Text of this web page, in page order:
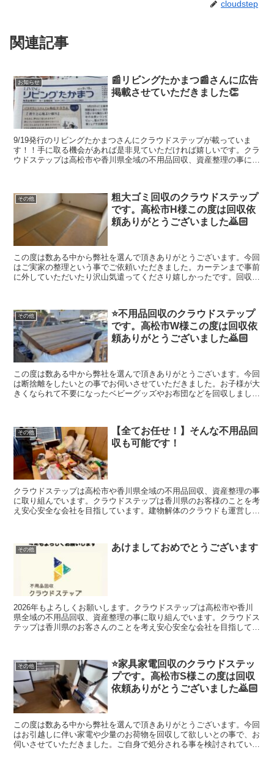
cloudstep
関連記事
お知らせ
📰リビングたかまつ📰さんに広告
掲載させていただきました👏
9/19発行のリビングたかまつさんにクラウドステップが載っていま
す！！手に取る機会があれば是非見ていただければ嬉しいです。クラ
ウドステップは高松市や香川県全域の不用品回収、資産整理の事に取
します。
その他
粗大ゴミ回収のクラウドステップ
です。高松市H様この度は回収依
頼ありがとうございました🙇🏻
この度は数ある中から弊社を選んで頂きありがとうございます。今回
はご実家の整理という事でご依頼いただきました。カーテンまで事前
に外していただいたり沢山気遣ってくださり嬉しかったです。回収し
から大量の不用品 粗大ゴミまで回収させていただいておりますの
で、お気軽にご相談してください。クラウドステップは高松市や香川
県全域の不用品回収、資産整理の事に真剣に取り組んでいます。クラ
ウドステップは香川県のお客さんのことを考え安心安全な会社を目指
しています。建物解体のクラウドも運営していますのでどんなご相談
でも幅広く対応出来ますのでよろしくお願いします
その他
⭐️不用品回収のクラウドステップ
です。高松市W様この度は回収依
頼ありがとうございました🙇🏻
この度は数ある中から弊社を選んで頂きありがとうございます。今回
は断捨離をしたいとの事でお伺いさせていただきました。お子様が大
きくなられて不要になったベビーグッズやお布団などを回収しまし
場合でも1点づつ丁寧に仕分けを行い適切な処理をおこないます。1
点から大量の不用品 粗大ゴミまで回収させていただいておりますの
で、お気軽にご相談してください。クラウドステップは高松市や香川
県全域の不用品回収、資産整理の事に真剣に取り組んでいます。クラ
ウドステップは香川県のお客さんのことを考え安心安全な会社を目指
しています。建物解体のクラウドも運営していますのでどんなご相談
でも幅広く対応出来ますのでよろしくお願いします。
その他
【全てお任せ！】そんな不用品回
収も可能です！
クラウドステップは高松市や香川県全域の不用品回収、資産整理の事
に取り組んでいます。クラウドステップは香川県のお客様のことを考
え安心安全な会社を目指しています。建物解体のクラウドも運営して
その他 あけましておめでとうございます
2026年もよろしくお願いします。クラウドステップは高松市や香川
県全域の不用品回収、資産整理の事に取り組んでいます。クラウドス
テップは香川県のお客さんのことを考え安心安全な会社を目指してい
その他
⭐️家具家電回収のクラウドステッ
プです。高松市S様この度は回収
依頼ありがとうございました🙇🏻
この度は数ある中から弊社を選んで頂きありがとうございます。今回
はお引越しに伴い家電や少量のお荷物を回収して欲しいとの事で、お
伺いさせていただきました。ご自身で処分される事を検討されていた